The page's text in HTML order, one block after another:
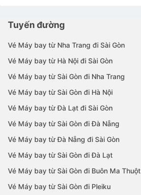
Tuyến đường
Vé Máy bay từ Nha Trang đi Sài Gòn
Vé Máy bay từ Hà Nội đi Sài Gòn
Vé Máy bay từ Sài Gòn đi Nha Trang
Vé Máy bay từ Sài Gòn đi Hà Nội
Vé Máy bay từ Đà Lạt đi Sài Gòn
Vé Máy bay từ Sài Gòn đi Đà Nẵng
Vé Máy bay từ Đà Nẵng đi Sài Gòn
Vé Máy bay từ Sài Gòn đi Đà Lạt
Vé Máy bay từ Sài Gòn đi Buôn Ma Thuột
Vé Máy bay từ Sài Gòn đi Pleiku